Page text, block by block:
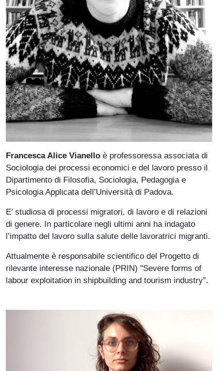
Francesca Alice Vianello è professoressa associata di
Sociologia dei processi economici e del lavoro presso il
Dipartimento di Filosofia, Sociologia, Pedagogia e
Psicologia Applicata dell’Università di Padova.
E’ studiosa di processi migratori, di lavoro e di relazioni
di genere. In particolare negli ultimi anni ha indagato
l’impatto del lavoro sulla salute delle lavoratrici migranti.
Attualmente è responsabile scientifico del Progetto di
rilevante interesse nazionale (PRIN) "Severe forms of
labour exploitation in shipbuilding and tourism industry”.